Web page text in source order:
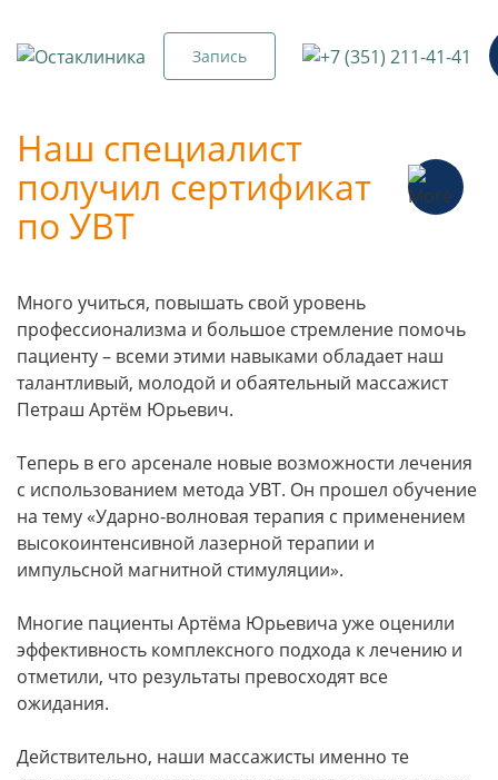
Запись
Наш специалист
получил сертификат
по УВТ
Много учиться, повышать свой уровень
профессионализма и большое стремление помочь
пациенту – всеми этими навыками обладает наш
талантливый, молодой и обаятельный массажист
Петраш Артём Юрьевич.
Теперь в его арсенале новые возможности лечения
с использованием метода УВТ. Он прошел обучение
на тему «Ударно-волновая терапия с применением
высокоинтенсивной лазерной терапии и
импульсной магнитной стимуляции».
Многие пациенты Артёма Юрьевича уже оценили
эффективность комплексного подхода к лечению и
отметили, что результаты превосходят все
ожидания.
Действительно, наши массажисты именно те